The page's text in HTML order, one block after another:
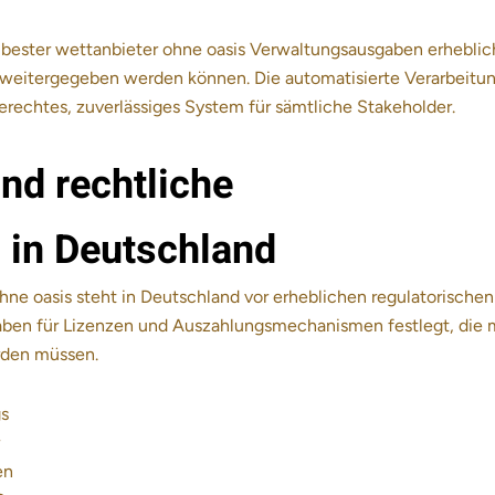
wettanbieter ohne oasis Verwaltungsausgaben
werden können. Die automatisierte
zuverlässiges System für sämtliche Stakeholder.
rechtliche
Deutschland
oasis steht in Deutschland vor erheblichen regulatorischen
für Lizenzen und Auszahlungsmechanismen festlegt, die
müssen.